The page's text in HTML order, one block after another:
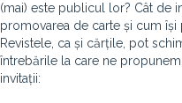
(mai) este publicul lor? Cât de
promovarea de carte și cum își
Revistele, ca și cărțile, pot
întrebările la care ne
invitații: